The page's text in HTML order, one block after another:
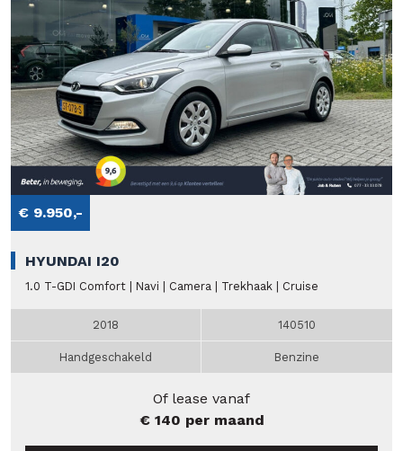
€ 9.950,-
HYUNDAI I20
1.0 T-GDI Comfort | Navi | Camera | Trekhaak | Cruise
2018 140510
Handgeschakeld Benzine
Of lease vanaf
€ 140 per maand